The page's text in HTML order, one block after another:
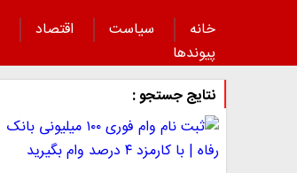
خانه سیاست اقتصاد
پیوند‌ها
نتایج جستجو :